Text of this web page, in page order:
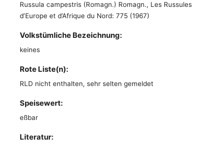
Russula campestris (Romagn.) Romagn., Les Russules
d’Europe et d’Afrique du Nord: 775 (1967)
Volkstümliche Bezeichnung:
keines
Rote Liste(n):
RLD nicht enthalten, sehr selten gemeldet
Speisewert:
eßbar
Literatur: